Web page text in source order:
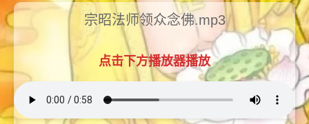
宗昭法师领众念佛.mp3
点击下方播放器播放